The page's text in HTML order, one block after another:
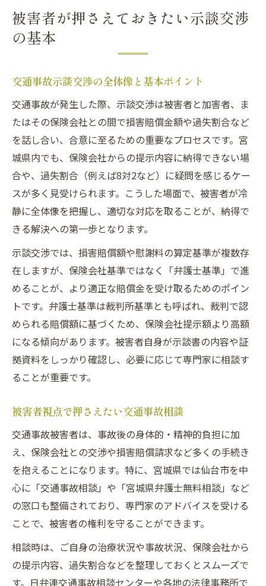
交通事故の示談は弁護士基準で進めるべき理由
交通事故示談を弁護士基準で進める利点
弁護士基準が交通事故解決に不可欠な訳
交通事故示談金算定の弁護士活用方法
宮城県で示談交渉を有利に進めるテクニック
交通事故被害者が使える交渉テクニック集
交通事故示談交渉に必要な準備と心構え
交通事故交渉時に効果的な主張の方法
宮城県で活用したい交通事故相談窓口
交通事故示談に強い弁護士の選び方
保険会社と向き合う際に役立つ交渉ポイント
交通事故で保険会社と交渉するための基礎
交通事故被害者が押さえるべき対応術
交通事故示談金を引き出す交渉のコツ
感情的にならない交通事故交渉の進め方
交通事故証拠を保険会社へ伝える方法
過失割合8対2のケースにおける賠償の実態
交通事故示談で過失割合を見直す重要性
8対2ケースで慰謝料を増額する方法
交通事故の賠償金算定に関する注意点
過失割合交渉で気をつけたい落とし穴
無料相談の活用が交通事故解決を後押しする
交通事故被害で無料相談を活用する意義
交通事故示談交渉前の情報収集ポイント
交通事故相談窓口選びで重視する点
無料相談で得られる交通事故交渉知識
被害者が押さえておきたい示談交渉
の基本
交通事故示談交渉の全体像と基本ポイント
交通事故が発生した際、示談交渉は被害者と加害者、ま
たはその保険会社との間で損害賠償金額や過失割合など
を話し合い、合意に至るための重要なプロセスです。宮
城県内でも、保険会社からの提示内容に納得できない場
合や、過失割合（例えば8対2など）に疑問を感じるケー
スが多く見受けられます。こうした場面で、被害者が冷
静に全体像を把握し、適切な対応を取ることが、納得で
きる解決への第一歩となります。
示談交渉では、損害賠償額や慰謝料の算定基準が複数存
在しますが、保険会社基準ではなく「弁護士基準」で進
めることが、より適正な賠償金を受け取るためのポイン
トです。弁護士基準は裁判所基準とも呼ばれ、裁判で認
められる賠償額に基づくため、保険会社提示額より高額
になる傾向があります。被害者自身が示談書の内容や証
拠資料をしっかり確認し、必要に応じて専門家に相談す
ることが重要です。
被害者視点で押さえたい交通事故相談
交通事故被害者は、事故後の身体的・精神的負担に加
え、保険会社との交渉や損害賠償請求など多くの手続き
を抱えることになります。特に、宮城県では仙台市を中
心に「交通事故相談」や「宮城県弁護士無料相談」など
の窓口も整備されており、専門家のアドバイスを受ける
ことで、被害者の権利を守ることができます。
相談時は、ご自身の治療状況や事故状況、保険会社から
の提示内容、過失割合などを整理しておくとスムーズで
す。日弁連交通事故相談センターや各地の法律事務所で